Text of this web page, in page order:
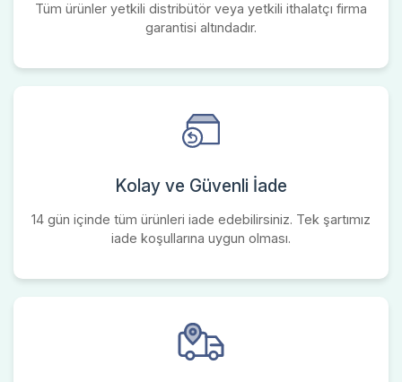
Tüm ürünler yetkili distribütör veya yetkili ithalatçı firma
garantisi altındadır.
Kolay ve Güvenli İade
14 gün içinde tüm ürünleri iade edebilirsiniz. Tek şartımız
iade koşullarına uygun olması.